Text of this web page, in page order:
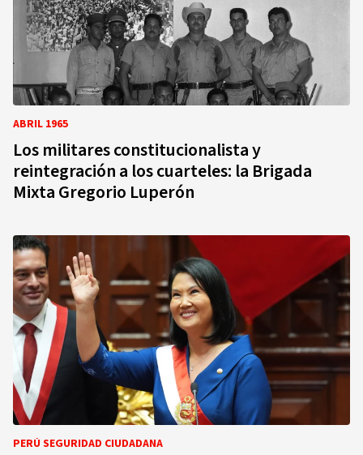
ABRIL 1965
Los militares constitucionalista y
reintegración a los cuarteles: la Brigada
Mixta Gregorio Luperón
PERÚ SEGURIDAD CIUDADANA